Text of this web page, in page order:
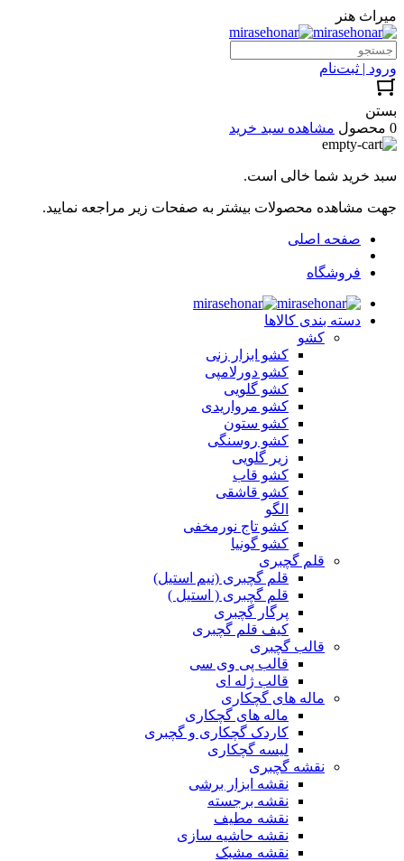
میراث هنر
ورود | ثبت‌نام
بستن
0 محصول
مشاهده سبد خرید
سبد خرید شما خالی است.
جهت مشاهده محصولات بیشتر به صفحات زیر مراجعه نمایید.
صفحه اصلی
فروشگاه
دسته بندی کالاها
کشو
کشو ابزار زنی
کشو دورلامپی
کشو گلویی
کشو مرواریدی
کشو ستون
کشو روسنگی
زیر گلویی
کشو قاب
کشو قاشقی
الگو
کشو تاج نورمخفی
کشو گونیا
قلم گچبری
قلم گچبری (نیم استیل)
قلم گچبری ( استیل )
پرگار گچبری
کیف قلم گچبری
قالب گچبری
قالب پی وی سی
قالب ژله ای
ماله های گچکاری
ماله های گچکاری
کاردک گچکاری و گچبری
لیسه گچکاری
نقشه گچبری
نقشه ابزار برشی
نقشه برجسته
نقشه مطیف
نقشه حاشیه سازی
نقشه مشبک